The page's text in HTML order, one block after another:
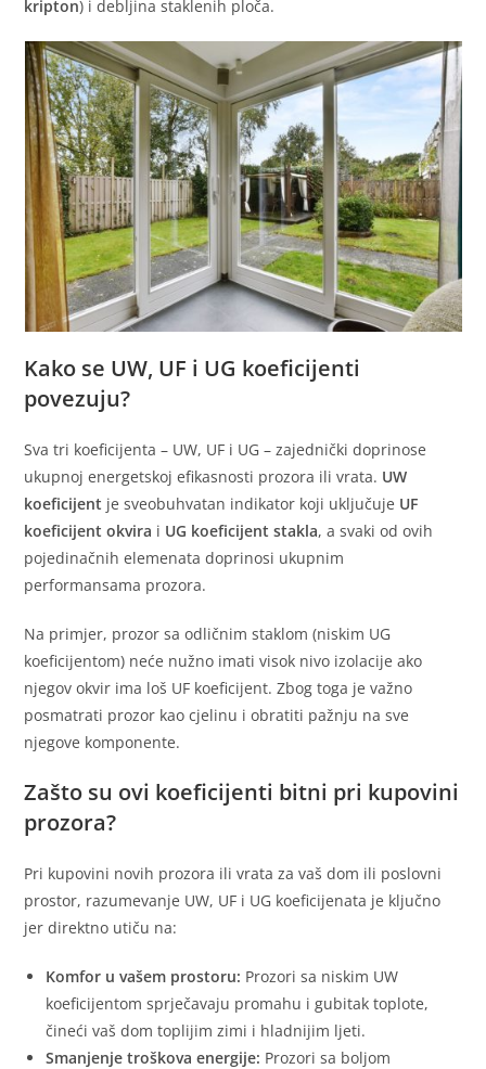
kripton) i debljina staklenih ploča.
Kako se UW, UF i UG koeficijenti
povezuju?
Sva tri koeficijenta – UW, UF i UG – zajednički doprinose
ukupnoj energetskoj efikasnosti prozora ili vrata. UW
koeficijent je sveobuhvatan indikator koji uključuje UF
koeficijent okvira i UG koeficijent stakla, a svaki od ovih
pojedinačnih elemenata doprinosi ukupnim
performansama prozora.
Na primjer, prozor sa odličnim staklom (niskim UG
koeficijentom) neće nužno imati visok nivo izolacije ako
njegov okvir ima loš UF koeficijent. Zbog toga je važno
posmatrati prozor kao cjelinu i obratiti pažnju na sve
njegove komponente.
Zašto su ovi koeficijenti bitni pri kupovini
prozora?
Pri kupovini novih prozora ili vrata za vaš dom ili poslovni
prostor, razumevanje UW, UF i UG koeficijenata je ključno
jer direktno utiču na:
Komfor u vašem prostoru: Prozori sa niskim UW
koeficijentom sprječavaju promahu i gubitak toplote,
čineći vaš dom toplijim zimi i hladnijim ljeti.
Smanjenje troškova energije: Prozori sa boljom